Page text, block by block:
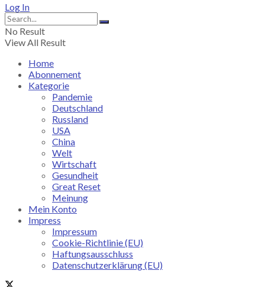
Log In
No Result
View All Result
Home
Abonnement
Kategorie
Pandemie
Deutschland
Russland
USA
China
Welt
Wirtschaft
Gesundheit
Great Reset
Meinung
Mein Konto
Impress
Impressum
Cookie-Richtlinie (EU)
Haftungsausschluss
Datenschutzerklärung (EU)